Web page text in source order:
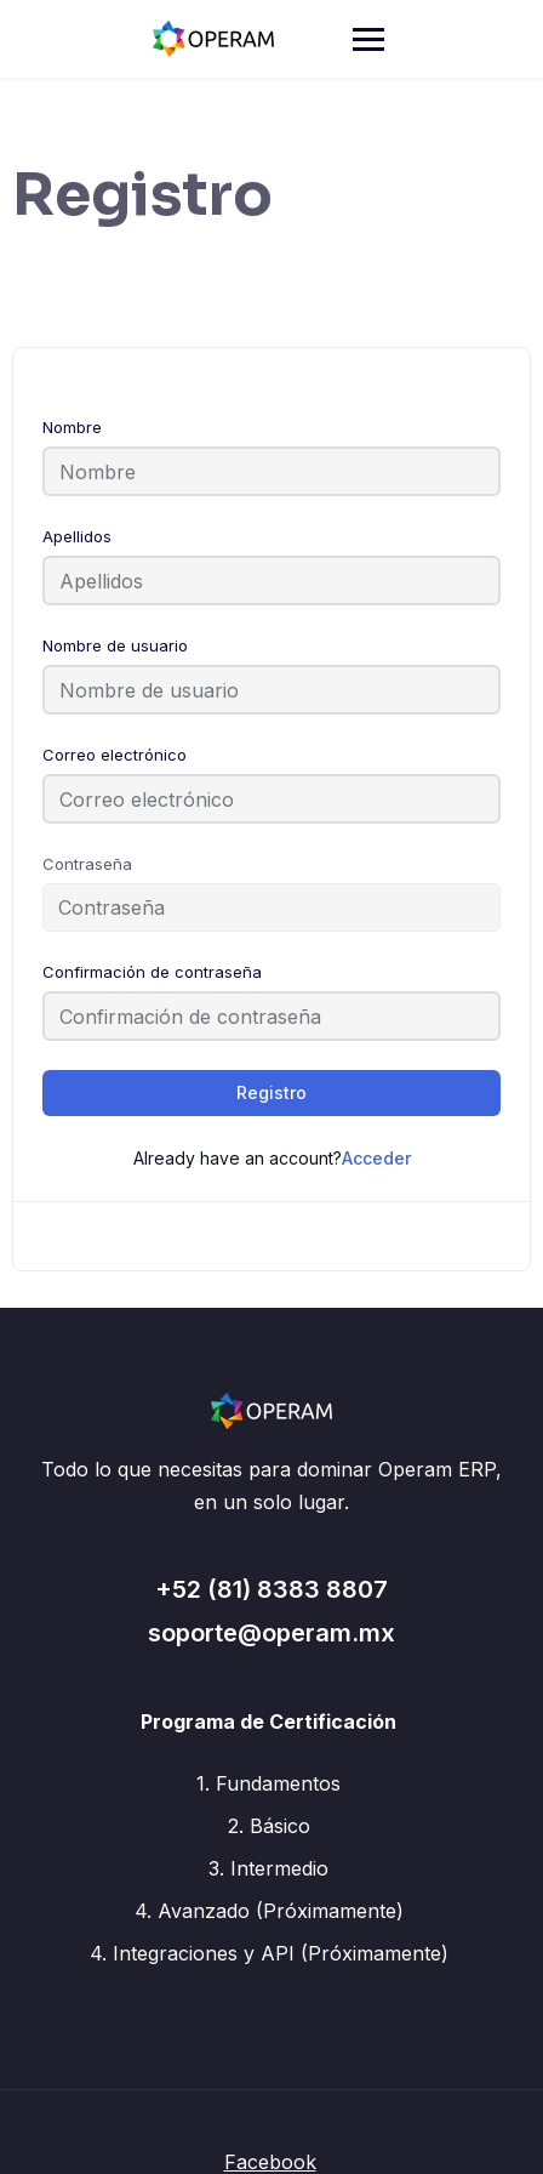
Registro
Nombre
Apellidos
Nombre de usuario
Correo electrónico
Contraseña
Confirmación de contraseña
Registro
Already have an account?Acceder
Todo lo que necesitas para dominar Operam ERP,
en un solo lugar.
+52 (81) 8383 8807
soporte@operam.mx
Programa de Certificación
1. Fundamentos
2. Básico
3. Intermedio
4. Avanzado (Próximamente)
4. Integraciones y API (Próximamente)
Facebook